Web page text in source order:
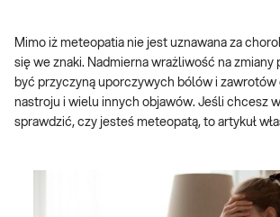
Mimo iż meteopatia nie jest uznawana za
się we znaki. Nadmierna wrażliwość na zmiany
być przyczyną uporczywych bólów i zawrotów
nastroju i wielu innych objawów. Jeśli chcesz
sprawdzić, czy jesteś meteopatą, to artykuł